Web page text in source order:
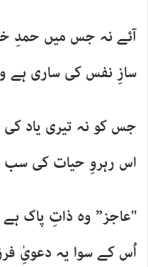
آئے نہ جس میں حمدِ
سازِ نفس کی ساری ہے
جس کو نہ تیری یاد
اس رہروِ حیات کی سب
"عاجز” وہ ذاتِ پاک
اُس کے سوا یہ دعویِٰ